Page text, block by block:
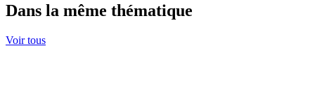
Dans la même thématique
Voir tous